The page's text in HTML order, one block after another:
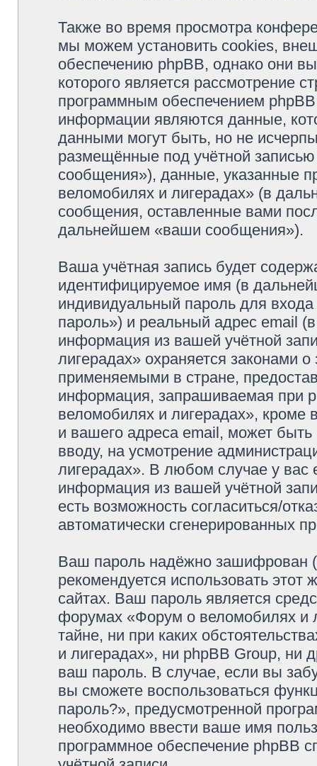
Также во время просмотра
мы можем установить cookies,
обеспечению phpBB, однако они
которого является рассмотрение
программным обеспечением
информации являются данные,
данными могут быть, но не
размещённые под учётной
сообщения»), данные, указанные
веломобилях и лигерадах» (в
сообщения, оставленные вами
дальнейшем «ваши сообщения»).
Ваша учётная запись будет
идентифицируемое имя (в
индивидуальный пароль для
пароль») и реальный адрес email
информация из вашей учётной
лигерадах» охраняется законами
применяемыми в стране,
информация, запрашиваемая при
веломобилях и лигерадах», кроме
и вашего адреса email, может быть
вводу, на усмотрение
лигерадах». В любом случае у вас
информация из вашей учётной
есть возможность согласиться/
автоматически сгенерированных
Ваш пароль надёжно зашифрован
рекомендуется использовать этот
сайтах. Ваш пароль является
форумах «Форум о веломобилях и
тайне, ни при каких
и лигерадах», ни phpBB Group, ни
ваш пароль. В случае, если вы
вы сможете воспользоваться
пароль?», предусмотренной
необходимо ввести ваше имя
программное обеспечение phpBB